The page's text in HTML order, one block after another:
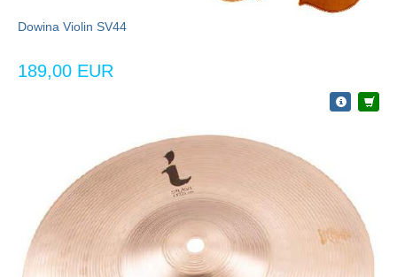
Dowina Violin SV44
189,00 EUR